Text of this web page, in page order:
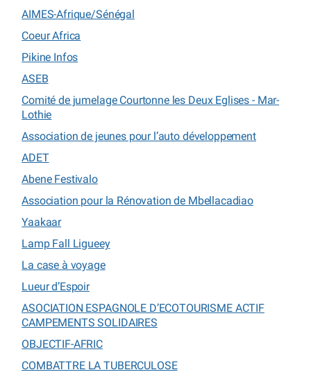
AIMES-Afrique/Sénégal
Coeur Africa
Pikine Infos
ASEB
Comité de jumelage Courtonne les Deux Eglises - Mar-
Lothie
Association de jeunes pour l’auto développement
ADET
Abene Festivalo
Association pour la Rénovation de Mbellacadiao
Yaakaar
Lamp Fall Ligueey
La case à voyage
Lueur d’Espoir
ASOCIATION ESPAGNOLE D’ECOTOURISME ACTIF
CAMPEMENTS SOLIDAIRES
OBJECTIF-AFRIC
COMBATTRE LA TUBERCULOSE